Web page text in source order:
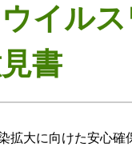
イル
書
大に向けた安心確